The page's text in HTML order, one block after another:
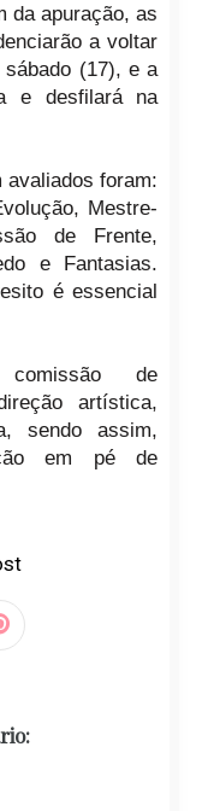
da apuração, as
a voltar
(17), e a
e desfilará na
avaliados foram:
Mestre-
de Frente,
e Fantasias.
é essencial
de
artística,
sendo assim,
em pé de